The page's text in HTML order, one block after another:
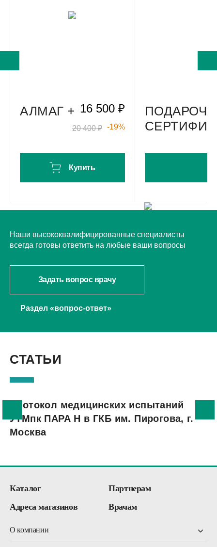
АЛМАГ + 16 500 ₽
20 400 ₽ -19%
Купить
НУЖНА КОНСУЛЬТАЦИЯ?
Наши высококвалифицированные специалисты
всегда готовы ответить на любые ваши вопросы
Задать вопрос врачу
Раздел «вопрос-ответ»
СТАТЬИ
Протокол медицинских испытаний
УТМпк ПАРА Н в ГКБ им. Пирогова, г.
Москва
в
Каталог
Адреса магазинов
Партнерам
Врачам
О компании